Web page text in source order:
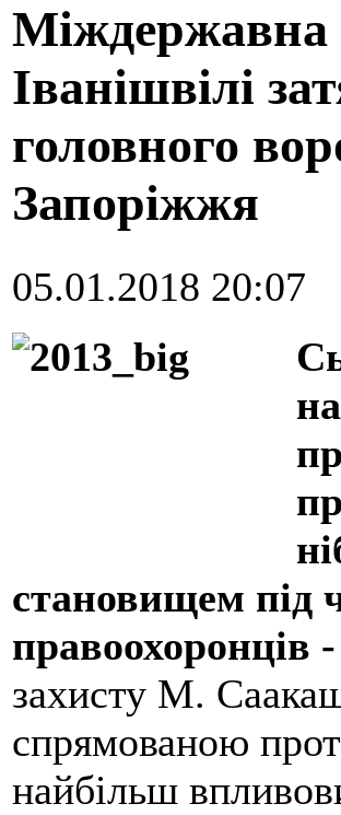
Міждержавна
Іванішвілі
головного
Запоріжжя
05.01.2018 20:07
становищем під
правоохоронців
захисту М.
спрямованою
найбільш